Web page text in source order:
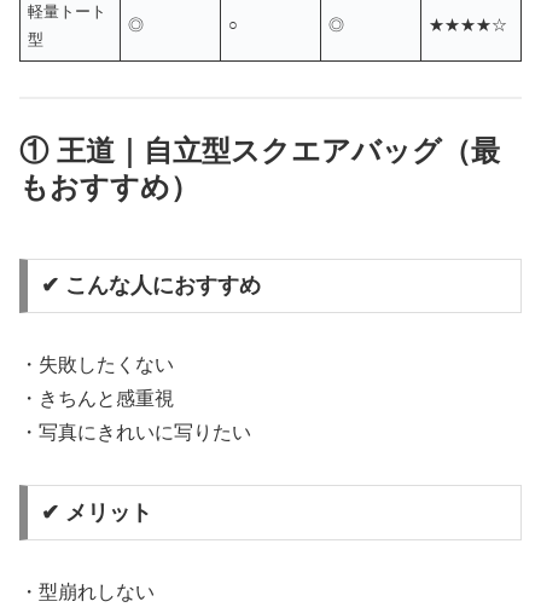
軽量トート
型
◎ ○ ◎ ★★★★☆
① 王道｜自立型スクエアバッグ（最
もおすすめ）
✔ こんな人におすすめ
・失敗したくない
・きちんと感重視
・写真にきれいに写りたい
✔ メリット
・型崩れしない